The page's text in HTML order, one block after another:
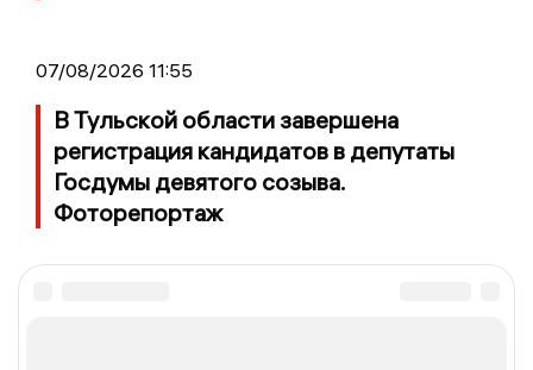
07/08/2026 11:55
В Тульской области завершена
регистрация кандидатов в депутаты
Госдумы девятого созыва.
Фоторепортаж